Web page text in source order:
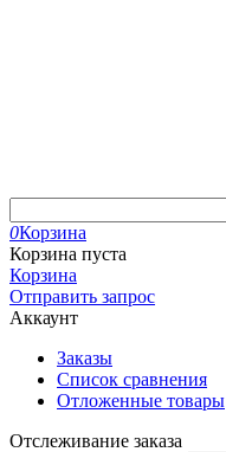
0Корзина
Корзина пуста
Корзина
Отправить запрос
Аккаунт
Заказы
Список сравнения
Отложенные товары
Отслеживание заказа